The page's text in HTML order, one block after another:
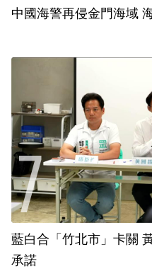
中國海警再侵金門海域
藍白合「竹北市」卡關
承諾